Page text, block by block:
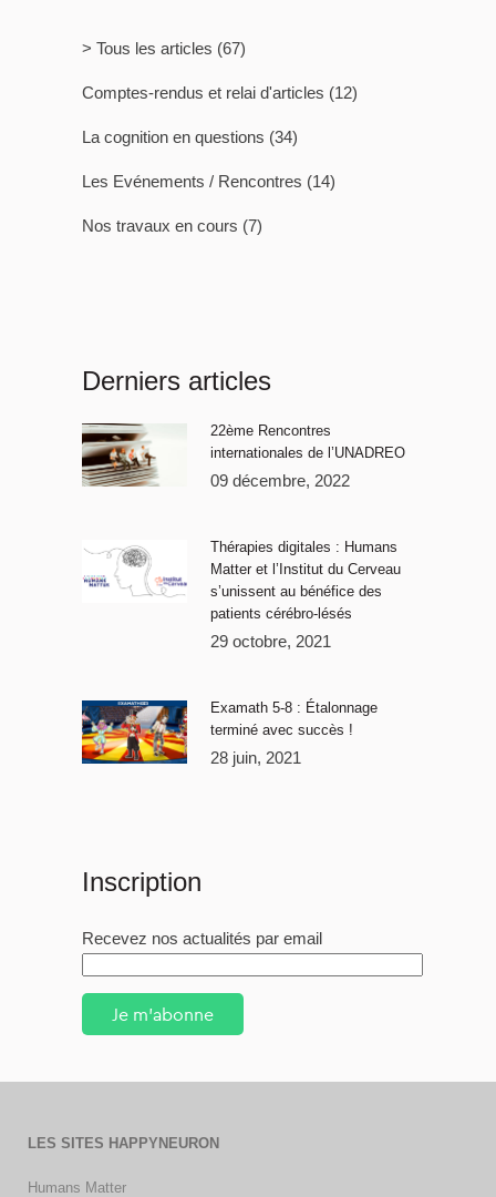
> Tous les articles (67)
Comptes-rendus et relai d'articles (12)
La cognition en questions (34)
Les Evénements / Rencontres (14)
Nos travaux en cours (7)
Derniers articles
22ème Rencontres
internationales de l’UNADREO
09 décembre, 2022
Thérapies digitales : Humans
Matter et l’Institut du Cerveau
s’unissent au bénéfice des
patients cérébro-lésés
29 octobre, 2021
Examath 5-8 : Étalonnage
terminé avec succès !
28 juin, 2021
Inscription
Recevez nos actualités par email
Je m'abonne
LES SITES HAPPYNEURON
Humans Matter